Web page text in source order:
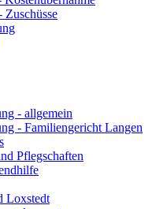
Zuschüsse
- allgemein
- Familiengericht Langen
Pflegschaften
Loxstedt